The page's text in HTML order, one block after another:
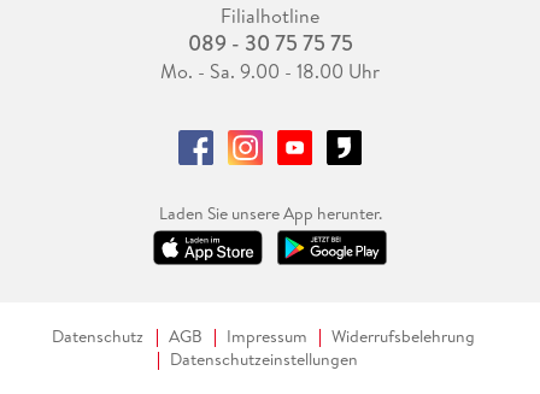
Filialhotline
089 - 30 75 75 75
Mo. - Sa. 9.00 - 18.00 Uhr
Laden Sie unsere App herunter.
Datenschutz AGB Impressum
Widerrufsbelehrung
Datenschutzeinstellungen